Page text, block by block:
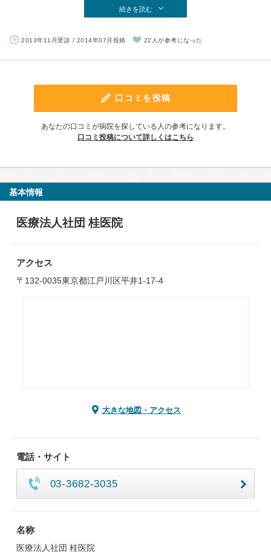
続きを読む
2013年11月受診 / 2014年07月投稿 22人が参考になった
口コミを投稿
あなたの口コミが病院を探している人の参考になります。
口コミ投稿について詳しくはこちら
基本情報
医療法人社団 桂医院
アクセス
〒132-0035東京都江戸川区平井1-17-4
大きな地図・アクセス
電話・サイト
03-3682-3035
名称
医療法人社団 桂医院